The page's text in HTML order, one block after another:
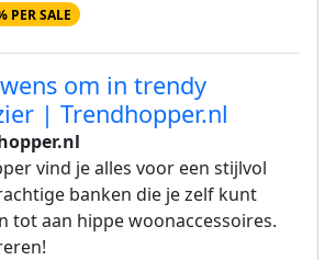
PER SALE
om in trendy
| Trendhopper.nl
vind je alles voor een stijlvol
banken die je zelf kunt
tot aan hippe woonaccessoires.